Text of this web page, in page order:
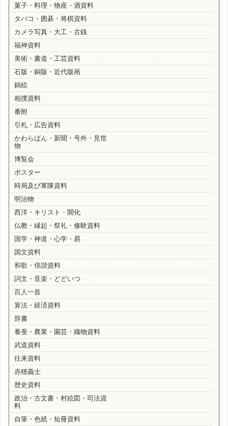
菓子・料理・物産・酒資料
タバコ・囲碁・将棋資料
カメラ写真・大工・古銭
福神資料
美術・書道・工芸資料
石版・銅版・近代版画
錦絵
相撲資料
番附
引札・広告資料
かわらばん・新聞・号外・見世
物
博覧会
ポスター
時局及び軍隊資料
明治物
西洋・キリスト・開化
仏教・縁起・祭礼・修験資料
国学・神道・心学・易
国文資料
和歌・俳諧資料
詞文・音楽・どどいつ
百人一首
算法・経済資料
辞書
養蚕・農業・園芸・織物資料
武道資料
往来資料
赤穂義士
歴史資料
政治・古文書・村絵図・司法資
料
自筆・色紙・短冊資料